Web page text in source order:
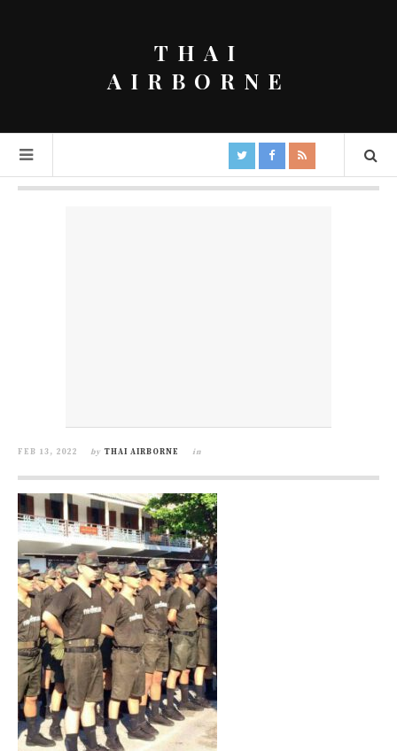
THAI
AIRBORNE
FEB 13, 2022 by THAI AIRBORNE in